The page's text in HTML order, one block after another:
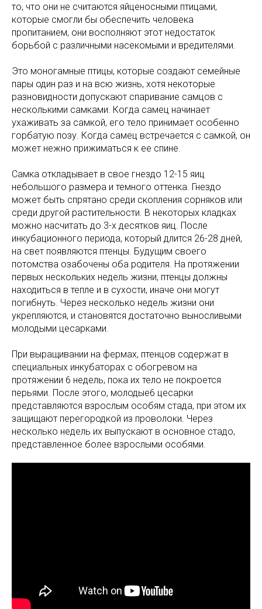
то, что они не считаются яйценосными птицами,
которые смогли бы обеспечить человека
пропитанием, они восполняют этот недостаток
борьбой с различными насекомыми и вредителями.
Это моногамные птицы, которые создают семейные
пары один раз и на всю жизнь, хотя некоторые
разновидности допускают спаривание самцов с
несколькими самками. Когда самец начинает
ухаживать за самкой, его тело принимает особенно
горбатую позу. Когда самец встречается с самкой, он
может нежно прижиматься к ее спине.
Самка откладывает в свое гнездо 12-15 яиц
небольшого размера и темного оттенка. Гнездо
может быть спрятано среди скопления сорняков или
среди другой растительности. В некоторых кладках
можно насчитать до 3-х десятков яиц. После
инкубационного периода, который длится 26-28 дней,
на свет появляются птенцы. Будущим своего
потомства озабочены оба родителя. На протяжении
первых нескольких недель жизни, птенцы должны
находиться в тепле и в сухости, иначе они могут
погибнуть. Через несколько недель жизни они
укрепляются, и становятся достаточно выносливыми
молодыми цесарками.
При выращивании на фермах, птенцов содержат в
специальных инкубаторах с обогревом на
протяжении 6 недель, пока их тело не покроется
перьями. После этого, молодые6 цесарки
представляются взрослым особям стада, при этом их
защищают перегородкой из проволоки. Через
несколько недель их выпускают в основное стадо,
представленное более взрослыми особями.